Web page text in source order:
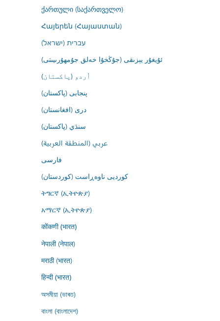
ქართული (საქართველო)
Հայերեն (Հայաստան)
עברית (ישראל)
ئۇيغۇر يېزىقى (جۇڭخۇا خەلق جۇمھۇرىيىتى)
اُردو (پاکستان)
پنجابی (پاکستان)
درى (افغانستان)
سنڌي (پاکستان)
عربي (المنطقة العربية)
فارسى
کوردیی ناوەڕاست (کوردستان)
ትግርኛ (ኢትዮጵያ)
አማርኛ (ኢትዮጵያ)
कोंकणी (भारत)
नेपाली (नेपाल)
मराठी (भारत)
हिन्दी (भारत)
অসমীয়া (ভাৰত)
বাংলা (বাংলাদেশ)